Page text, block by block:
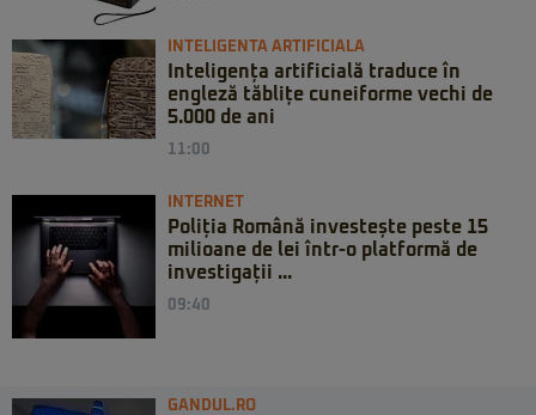
INTELIGENTA ARTIFICIALA
Inteligența artificială traduce în
engleză tăblițe cuneiforme vechi de
5.000 de ani
11:00
INTERNET
Poliția Română investește peste 15
milioane de lei într-o platformă de
investigații ...
09:40
GANDUL.RO